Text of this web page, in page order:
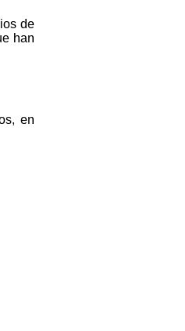
de
han
en